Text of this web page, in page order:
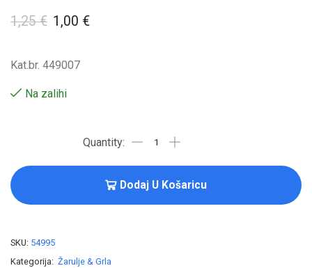
1,25€ 1,00 €
Kat.br. 449007
Na zalihi
Dodaj U Košaricu
SKU: 54995
Kategorija: Žarulje & Grla